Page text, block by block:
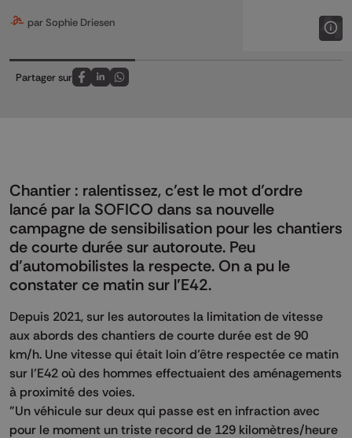
par Sophie Driesen
Partager sur
Partagez sur FaceBook
Partagez sur LinkedIn
Partagez sur Whatsapp
Chantier : ralentissez, c’est le mot d’ordre
lancé par la SOFICO dans sa nouvelle
campagne de sensibilisation pour les chantiers
de courte durée sur autoroute. Peu
d'automobilistes la respecte. On a pu le
constater ce matin sur l’E42.
Depuis 2021, sur les autoroutes la limitation de vitesse
aux abords des chantiers de courte durée est de 90
km/h. Une vitesse qui était loin d’être respectée ce matin
sur l’E42 où des hommes effectuaient des aménagements
à proximité des voies.
"Un véhicule sur deux qui passe est en infraction avec
pour le moment un triste record de 129 kilomètres/heure